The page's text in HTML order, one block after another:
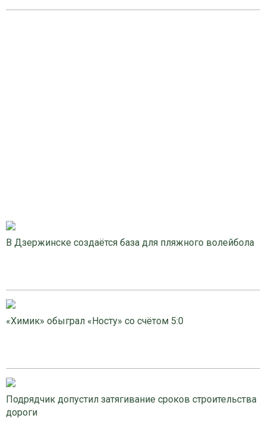
В Дзержинске создаётся база для пляжного волейбола
«Химик» обыграл «Носту» со счётом 5:0
Подрядчик допустил затягивание сроков строительства
дороги